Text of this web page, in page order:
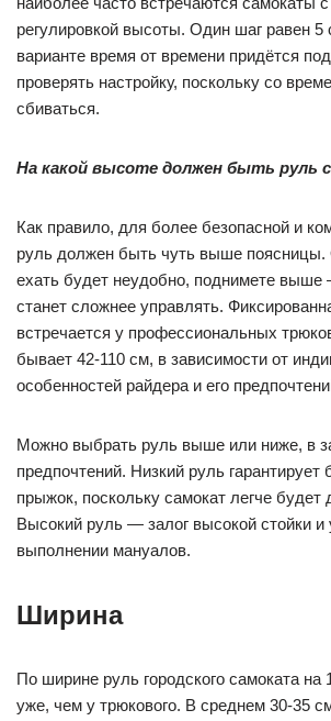
регулировкой высоты. Один шаг равен 5
варианте время от времени придётся
проверять настройку, поскольку со
сбиваться.
На какой высоте должен быть руль
Как правило, для более безопасной и
руль должен быть чуть выше поясницы.
ехать будет неудобно, поднимете
станет сложнее управлять.
встречается у профессиональных
бывает 42-110 см, в зависимости от
особенностей райдера и его
Можно выбрать руль выше или ниже, в
предпочтений. Низкий руль гарантирует
прыжок, поскольку самокат легче будет
Высокий руль — залог высокой стойки и
выполнении мануалов.
Ширина
По ширине руль городского самоката на
уже, чем у трюкового. В среднем 30-35